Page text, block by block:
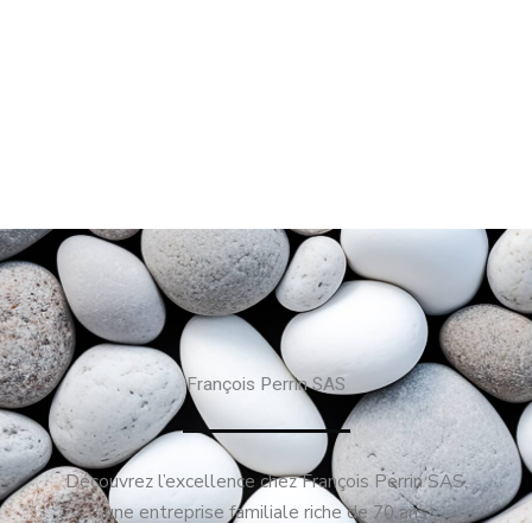
François Perrin SAS
Découvrez l’excellence chez François Perrin SAS,
une entreprise familiale riche de 70 ans